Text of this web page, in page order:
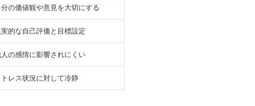
分の価値観や意見を大切にする
的な自己評価と目標設定
の感情に影響されにくい
トレス状況に対して冷静